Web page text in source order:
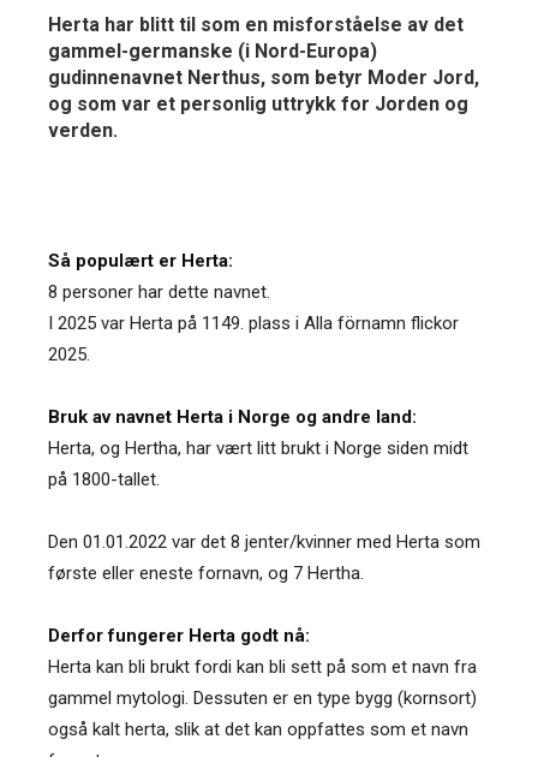
Herta har blitt til som en misforståelse av det
gammel-germanske (i Nord-Europa)
gudinnenavnet Nerthus, som betyr Moder Jord,
og som var et personlig uttrykk for Jorden og
verden.
Så populært er Herta:
8 personer har dette navnet.
I 2025 var Herta på 1149. plass i Alla förnamn flickor
2025.
Bruk av navnet Herta i Norge og andre land:
Herta, og Hertha, har vært litt brukt i Norge siden midt
på 1800-tallet.
Den 01.01.2022 var det 8 jenter/kvinner med Herta som
første eller eneste fornavn, og 7 Hertha.
Derfor fungerer Herta godt nå:
Herta kan bli brukt fordi kan bli sett på som et navn fra
gammel mytologi. Dessuten er en type bygg (kornsort)
også kalt herta, slik at det kan oppfattes som et navn